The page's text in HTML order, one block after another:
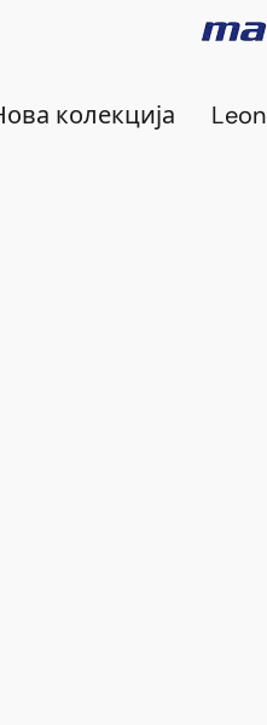
колекција Leon